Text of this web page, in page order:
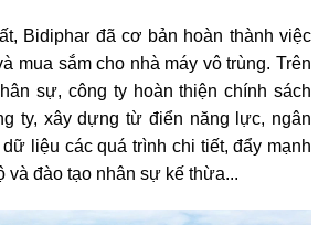
Bidiphar đã cơ bản hoàn thành việc
mua sắm cho nhà máy vô trùng. Trên
sự, công ty hoàn thiện chính sách
ty, xây dựng từ điển năng lực, ngân
liệu các quá trình chi tiết, đẩy mạnh
và đào tạo nhân sự kế thừa...